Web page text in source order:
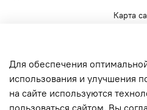
Карта
+7 903
Для обеспечения
использования и улучшения
на сайте используются